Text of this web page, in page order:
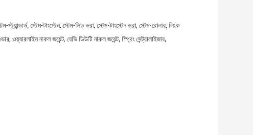
স্টেম-টাংস্টেন, স্টেম-লিড ভরা, স্টেম-টাংস্টেন ভরা, স্টেম-রোলার, লিংক
নাকল জয়েন্ট, হেভি ডিউটি ​​নাকল জয়েন্ট, স্প্রিং সেন্ট্রালাইজার,